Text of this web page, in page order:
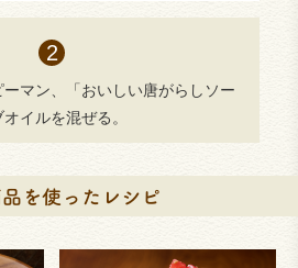
ーマン、「おいしい唐がらしソー
イルを混ぜる。